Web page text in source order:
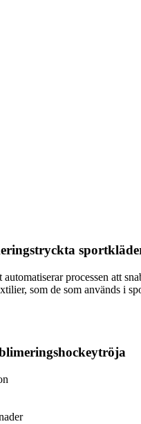
processen att
som de som används i